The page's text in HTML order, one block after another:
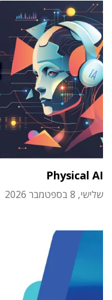
Physical AI
שלישי, 8 בספטמבר 2026